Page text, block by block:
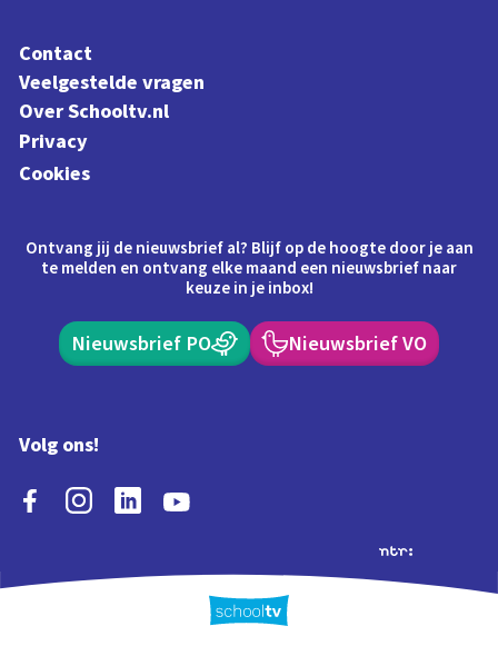
Contact
Veelgestelde vragen
Over Schooltv.nl
Privacy
Cookies
Ontvang jij de nieuwsbrief al? Blijf op de hoogte door je aan
te melden en ontvang elke maand een nieuwsbrief naar
keuze in je inbox!
Nieuwsbrief PO Nieuwsbrief VO
Volg ons!